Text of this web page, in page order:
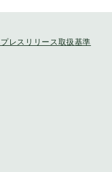
プレスリリース取扱基準